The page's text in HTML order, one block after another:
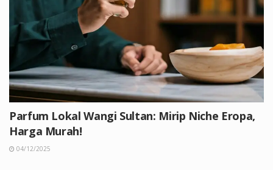
Parfum Lokal Wangi Sultan: Mirip Niche Eropa,
Harga Murah!
04/12/2025